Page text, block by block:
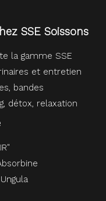
SSE Soissons
la gamme SSE
et entretien
bandes
détox, relaxation